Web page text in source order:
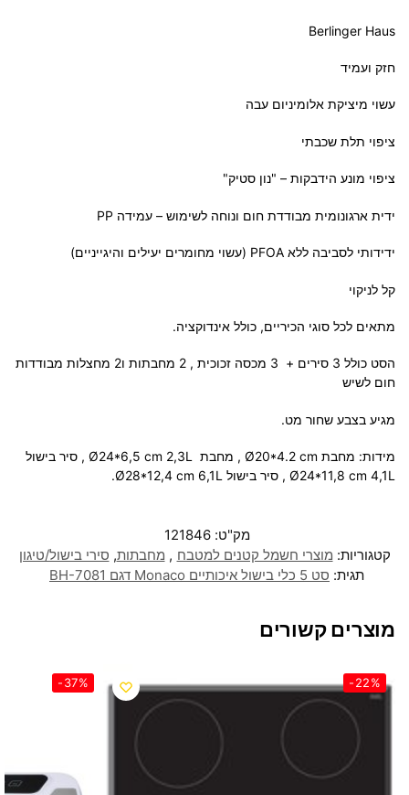
Berlinger Haus
חזק ועמיד
עשוי מיציקת אלומיניום עבה
ציפוי תלת שכבתי
ציפוי מונע הידבקות – "נון סטיק"
ידית ארגונומית מבודדת חום ונוחה לשימוש – עמידה PP
ידידותי לסביבה ללא PFOA (עשוי מחומרים יעילים והיגייניים)
קל לניקוי
מתאים לכל סוגי הכיריים, כולל אינדוקציה.
הסט כולל 3 סירים + 3 מכסה זכוכית , 2 מחבתות ו2 מחצלות מבודדות
חום לשיש
מגיע בצבע שחור מט.
מידות: מחבת Ø20*4.2 cm , מחבת Ø24*6,5 cm 2,3L , סיר בישול
Ø24*11,8 cm 4,1L , סיר בישול Ø28*12,4 cm 6,1L.
מק"ט:121846
קטגוריות: מוצרי חשמל קטנים למטבח , מחבתות, סירי בישול/טיגון
תגית: סט 5 כלי בישול איכותיים Monaco דגם BH-7081
מוצרים קשורים
-22%
-37%